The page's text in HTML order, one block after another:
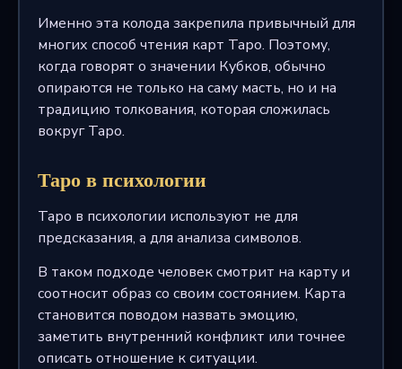
Именно эта колода закрепила привычный для
многих способ чтения карт Таро. Поэтому,
когда говорят о значении Кубков, обычно
опираются не только на саму масть, но и на
традицию толкования, которая сложилась
вокруг Таро.
Таро в психологии
Таро в психологии используют не для
предсказания, а для анализа символов.
В таком подходе человек смотрит на карту и
соотносит образ со своим состоянием. Карта
становится поводом назвать эмоцию,
заметить внутренний конфликт или точнее
описать отношение к ситуации.